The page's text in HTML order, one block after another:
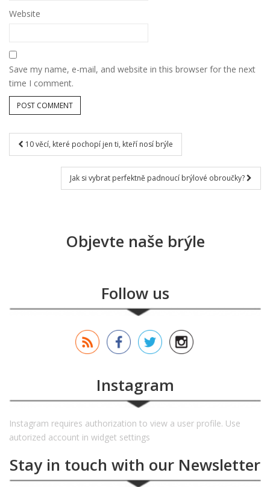
Website
Save my name, e-mail, and website in this browser for the next
time I comment.
Post navigation
10 věcí, které pochopí jen ti, kteří nosí brýle
Jak si vybrat perfektně padnoucí brýlové obroučky?
Objevte naše brýle
Follow us
Instagram
Instagram requires authorization to view a user profile. Use
autorized account in widget settings
Stay in touch with our Newsletter